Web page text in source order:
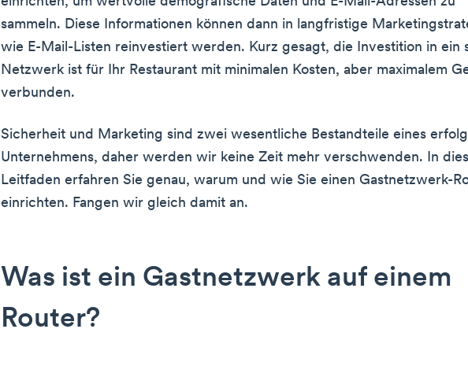
sammeln. Diese Informationen können dann in langfristige
wie E-Mail-Listen reinvestiert werden. Kurz gesagt, die Investition in ein
Netzwerk ist für Ihr Restaurant mit minimalen Kosten, aber maximalem
verbunden.
Sicherheit und Marketing sind zwei wesentliche Bestandteile eines
Unternehmens, daher werden wir keine Zeit mehr verschwenden. In
Leitfaden erfahren Sie genau, warum und wie Sie einen Gastnetzwerk-
einrichten. Fangen wir gleich damit an.
Was ist ein Gastnetzwerk auf einem
Router?